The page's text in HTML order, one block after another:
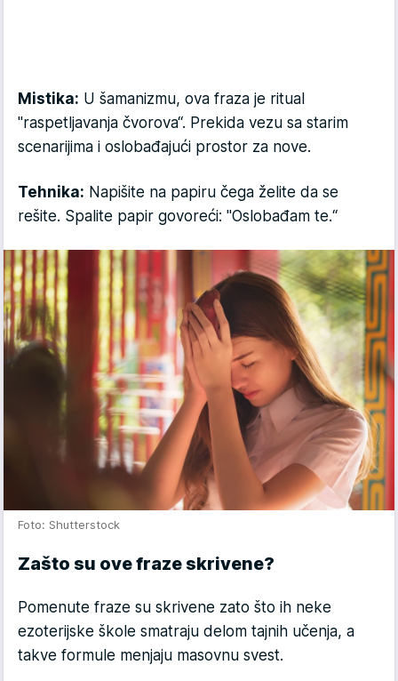
Mistika: U šamanizmu, ova fraza je ritual
"raspetljavanja čvorova“. Prekida vezu sa starim
scenarijima i oslobađajući prostor za nove.
Tehnika: Napišite na papiru čega želite da se
rešite. Spalite papir govoreći: "Oslobađam te.“
Foto: Shutterstock
Zašto su ove fraze skrivene?
Pomenute fraze su skrivene zato što ih neke
ezoterijske škole smatraju delom tajnih učenja, a
takve formule menjaju masovnu svest.